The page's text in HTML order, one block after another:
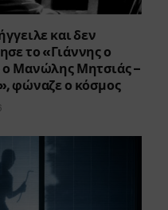
και δεν
το «Γιάννης ο
ο Μανώλης Μητσιάς –
φώναζε ο κόσμος